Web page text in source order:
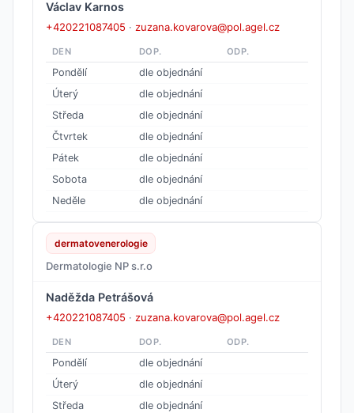
Václav Karnos
+420221087405 · zuzana.kovarova@pol.agel.cz
DEN DOP. ODP.
Pondělí
dle objednání
Úterý
dle objednání
Středa
dle objednání
Čtvrtek
dle objednání
Pátek
dle objednání
Sobota
dle objednání
Neděle
dle objednání
dermatovenerologie
Dermatologie NP s.r.o
Naděžda Petrášová
+420221087405 · zuzana.kovarova@pol.agel.cz
DEN DOP. ODP.
Pondělí
dle objednání
Úterý
dle objednání
Středa
dle objednání